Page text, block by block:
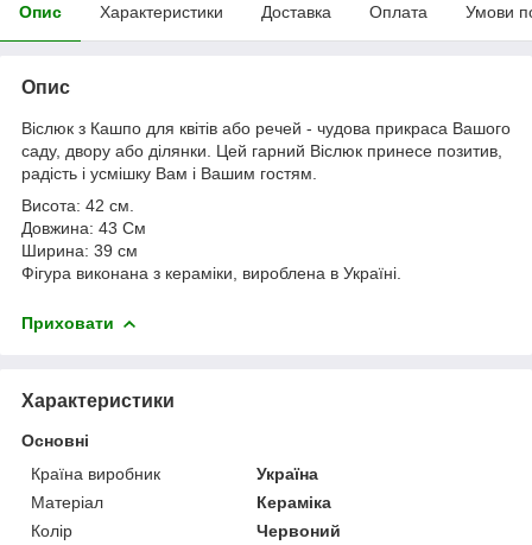
Опис Характеристики Доставка Оплата Умови
Опис
Віслюк з Кашпо для квітів або речей - чудова прикраса Вашого
саду, двору або ділянки. Цей гарний Віслюк принесе позитив,
радість і усмішку Вам і Вашим гостям.
Висота: 42 см.
Довжина: 43 См
Ширина: 39 см
Фігура виконана з кераміки, вироблена в Україні.
Приховати
Характеристики
Основні
Країна виробник
Україна
Матеріал
Кераміка
Колір
Червоний